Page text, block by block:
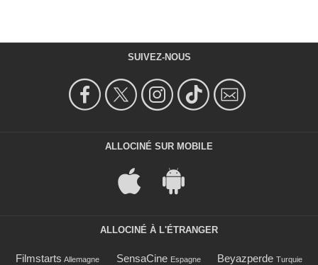
SUIVEZ-NOUS
ALLOCINÉ SUR MOBILE
ALLOCINÉ À L'ÉTRANGER
Filmstarts Allemagne SensaCine Espagne Beyazperde Turquie